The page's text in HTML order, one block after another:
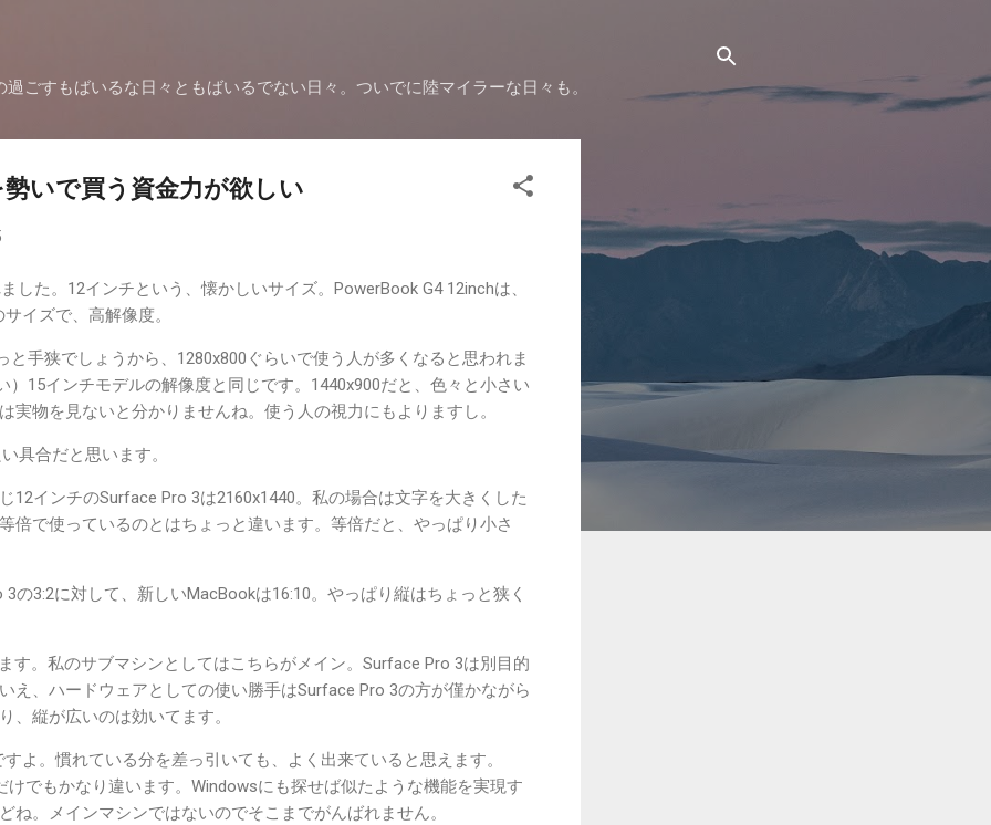
ごすもばいるな日々ともばいるでない日々。ついでに陸マイラーな日々も。
いで買う資金力が欲しい
した。12インチという、懐かしいサイズ。PowerBook G4 12inchは、
イズで、高解像度。
と手狭でしょうから、1280x800ぐらいで使う人が多くなると思われま
）15インチモデルの解像度と同じです。1440x900だと、色々と小さい
実物を見ないと分かりませんね。使う人の視力にもよりますし。
具合だと思います。
12インチのSurface Pro 3は2160x1440。私の場合は文字を大きくした
倍で使っているのとはちょっと違います。等倍だと、やっぱり小さ
の3:2に対して、新しいMacBookは16:10。やっぱり縦はちょっと狭く
す。私のサブマシンとしてはこちらがメイン。Surface Pro 3は別目的
え、ハードウェアとしての使い勝手はSurface Pro 3の方が僅かながら
、縦が広いのは効いてます。
よ。慣れている分を差っ引いても、よく出来ていると思えます。
けでもかなり違います。Windowsにも探せば似たような機能を実現す
ね。メインマシンではないのでそこまでがんばれません。